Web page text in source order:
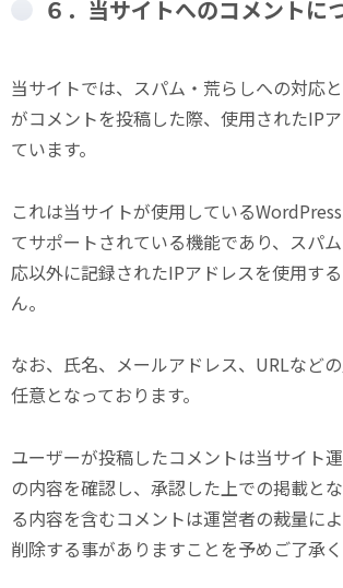
６．当サイトへのコメントに
当サイトでは、スパム・荒らしへの対応
がコメントを投稿した際、使用されたIP
ています。
これは当サイトが使用している
てサポートされている機能であり、スパ
応以外に記録されたIPアドレスを使用す
ん。
なお、氏名、メールアドレス、URLなど
任意となっております。
ユーザーが投稿したコメントは当サイト
の内容を確認し、承認した上での掲載と
る内容を含むコメントは運営者の裁量によ
削除する事がありますことを予めご了承く